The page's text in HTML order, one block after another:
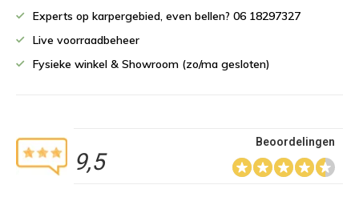
Experts op karpergebied, even bellen? 06 18297327
Live voorraadbeheer
Fysieke winkel & Showroom (zo/ma gesloten)
9,5
Beoordelingen